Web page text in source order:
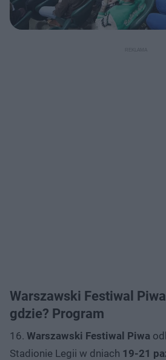
Warszawski Festiwal
gdzie? Program
16. Warszawski Festiwal Piwa
Stadionie Legii w dniach 19-21